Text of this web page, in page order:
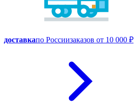
доставкапо Россиизаказов от 10 000 ₽